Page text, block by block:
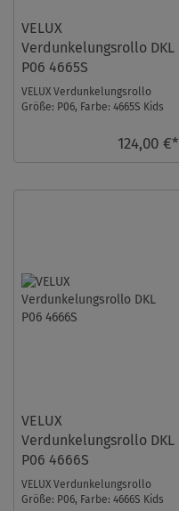
VELUX
Verdunkelungsrollo DKL
P06 4665S
VELUX Verdunkelungsrollo
Größe: P06, Farbe: 4665S Kids
124,00 €*
VELUX
Verdunkelungsrollo DKL
P06 4666S
VELUX Verdunkelungsrollo
Größe: P06, Farbe: 4666S Kids